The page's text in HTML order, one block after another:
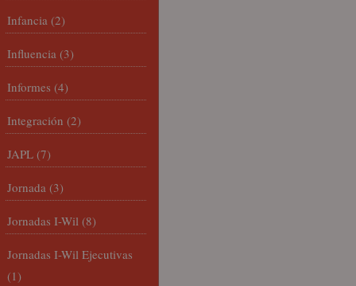
Infancia (2)
Influencia (3)
Informes (4)
Integración (2)
JAPL (7)
Jornada (3)
Jornadas I-Wil (8)
Jornadas I-Wil Ejecutivas
(1)